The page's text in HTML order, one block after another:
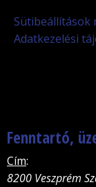
Sütibeállítások
Adatkezelési
Fenntartó,
Cím:
8200 Veszprém